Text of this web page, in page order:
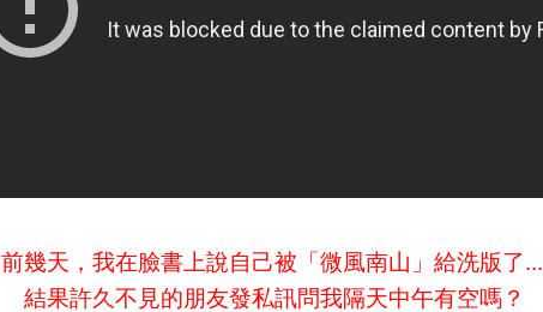
前幾天，我在臉書上說自己被「 微風南山 」給洗版了
結果許久不見的朋友發私訊問我隔天中午有空嗎？